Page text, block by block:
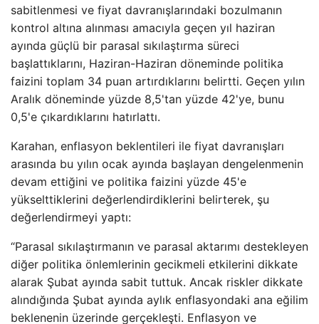
sabitlenmesi ve fiyat davranışlarındaki bozulmanın
kontrol altına alınması amacıyla geçen yıl haziran
ayında güçlü bir parasal sıkılaştırma süreci
başlattıklarını, Haziran-Haziran döneminde politika
faizini toplam 34 puan artırdıklarını belirtti. Geçen yılın
Aralık döneminde yüzde 8,5'tan yüzde 42'ye, bunu
0,5'e çıkardıklarını hatırlattı.
Karahan, enflasyon beklentileri ile fiyat davranışları
arasında bu yılın ocak ayında başlayan dengelenmenin
devam ettiğini ve politika faizini yüzde 45'e
yükselttiklerini değerlendirdiklerini belirterek, şu
değerlendirmeyi yaptı:
“Parasal sıkılaştırmanın ve parasal aktarımı destekleyen
diğer politika önlemlerinin gecikmeli etkilerini dikkate
alarak Şubat ayında sabit tuttuk. Ancak riskler dikkate
alındığında Şubat ayında aylık enflasyondaki ana eğilim
beklenenin üzerinde gerçekleşti. Enflasyon ve